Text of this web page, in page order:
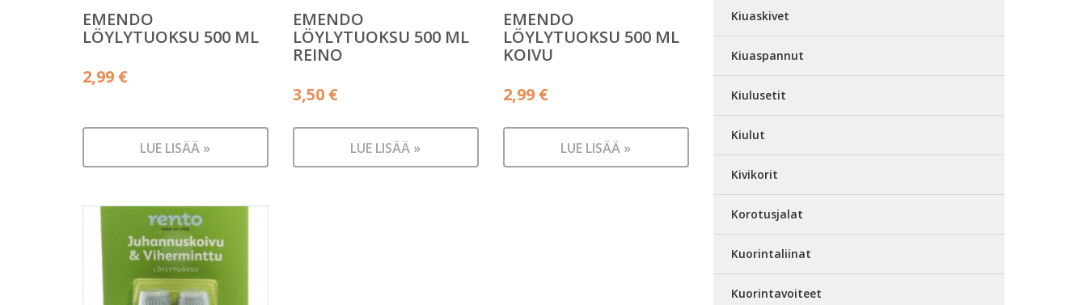
EMENDO
LÖYLYTUOKSU 500 ML
2,99 €
LUE LISÄÄ »
EMENDO
LÖYLYTUOKSU 500 ML
REINO
3,50 €
LUE LISÄÄ »
EMENDO
LÖYLYTUOKSU 500 ML
KOIVU
2,99 €
LUE LISÄÄ »
Kiuaskivet
Kiuaspannut
Kiulusetit
Kiulut
Kivikorit
Korotusjalat
Kuorintaliinat
Kuorintavoiteet